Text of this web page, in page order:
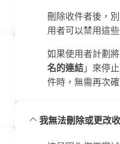
刪除收件者後，
用者可以禁用這
如果使用者計劃
名的連結 」來停
件時，無需再次
我無法刪除或更改